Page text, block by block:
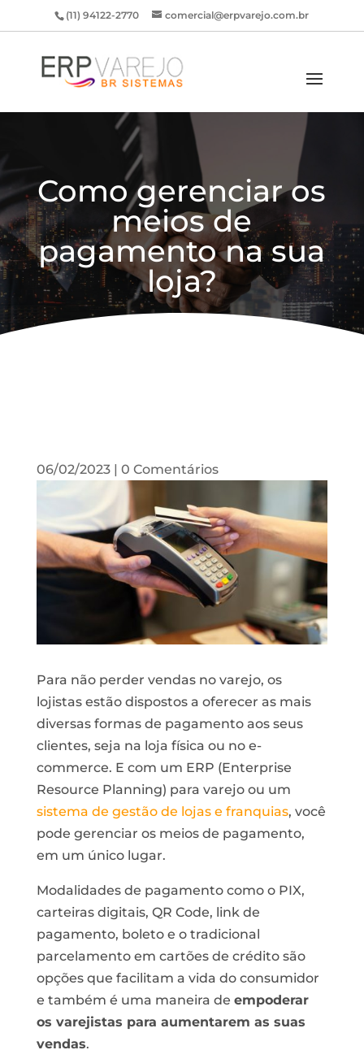
(11) 94122-2770 comercial@erpvarejo.com.br
Como gerenciar os
meios de
pagamento na sua
loja?
06/02/2023| 0 Comentários
Para não perder vendas no varejo, os
lojistas estão dispostos a oferecer as mais
diversas formas de pagamento aos seus
clientes, seja na loja física ou no e-
commerce. E com um ERP (Enterprise
Resource Planning) para varejo ou um
sistema de gestão de lojas e franquias, você
pode gerenciar os meios de pagamento,
em um único lugar.
Modalidades de pagamento como o PIX,
carteiras digitais, QR Code, link de
pagamento, boleto e o tradicional
parcelamento em cartões de crédito são
opções que facilitam a vida do consumidor
e também é uma maneira de empoderar
os varejistas para aumentarem as suas
vendas.